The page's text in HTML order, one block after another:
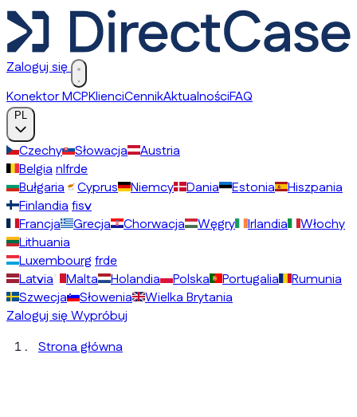
Zaloguj się
Konektor MCPKlienciCennikAktualnościFAQ
Czechy Słowacja
Austria
Belgianlfrde
Bułgaria
Cyprus Niemcy Dania Estonia
Hiszpania
Finlandiafisv
Francja
Grecja Chorwacja Węgry Irlandia
Włochy
Lithuania
Luxembourg frde
Latvia
Malta Holandia Polska Portugalia
Rumunia
Szwecja
Słowenia
Wielka Brytania
Zaloguj sięWypróbuj
Strona główna